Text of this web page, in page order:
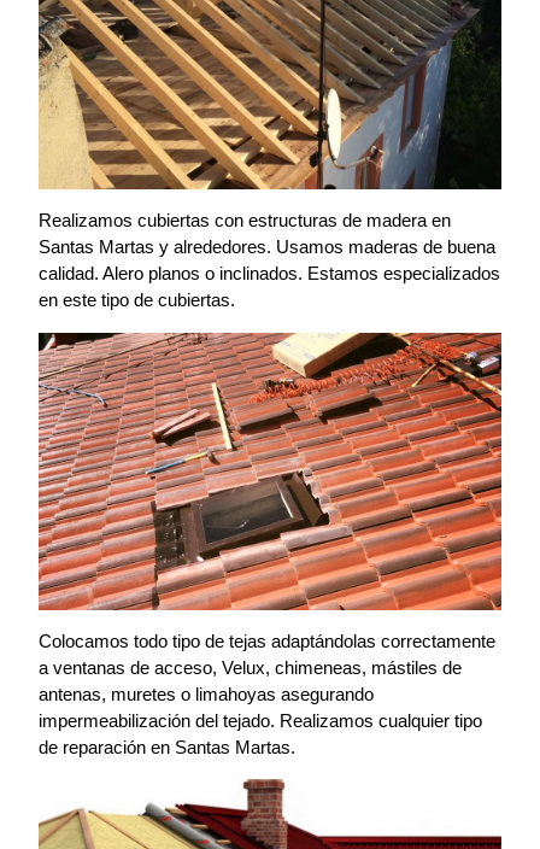
Realizamos cubiertas con estructuras de madera en
Santas Martas y alrededores. Usamos maderas de buena
calidad. Alero planos o inclinados. Estamos especializados
en este tipo de cubiertas.
Colocamos todo tipo de tejas adaptándolas correctamente
a ventanas de acceso, Velux, chimeneas, mástiles de
antenas, muretes o limahoyas asegurando
impermeabilización del tejado. Realizamos cualquier tipo
de reparación en Santas Martas.